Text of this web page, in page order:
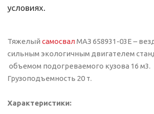
условиях.
Тяжелый самосвалМАЗ 658931-03Е –
сильным экологичным двигателем
объемом подогреваемого кузова 16 м3.
Грузоподъемность 20 т.
Характеристики: